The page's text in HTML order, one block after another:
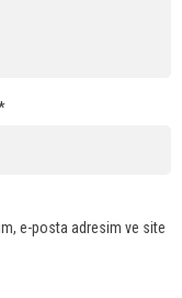
e-posta adresim ve site